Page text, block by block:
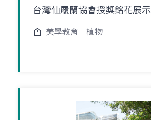
台灣仙履蘭協會授獎銘花展示
美學教育 植物